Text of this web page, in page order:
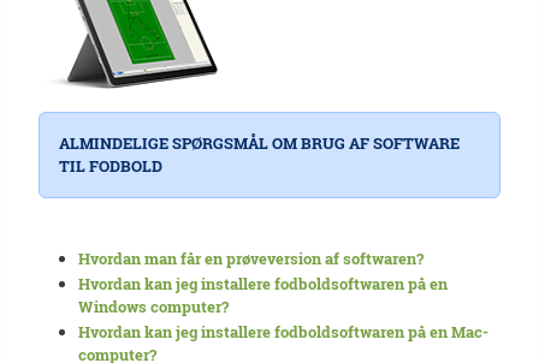
ALMINDELIGE SPØRGSMÅL OM BRUG AF SOFTWARE
TIL FODBOLD
Hvordan man får en prøveversion af softwaren?
Hvordan kan jeg installere fodboldsoftwaren på en
Windows computer?
Hvordan kan jeg installere fodboldsoftwaren på en Mac-
computer?